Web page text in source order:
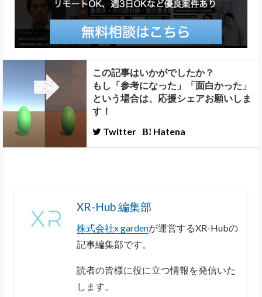
この記事はいかがでしたか？
もし「参考になった」「面白かった」
という場合は、応援シェアお願いしま
す！
Twitter
Hatena
XR-Hub 編集部
株式会社x gardenが運営するXR-Hubの
記事編集部です。
読者の皆様に役に立つ情報を発信いた
します。